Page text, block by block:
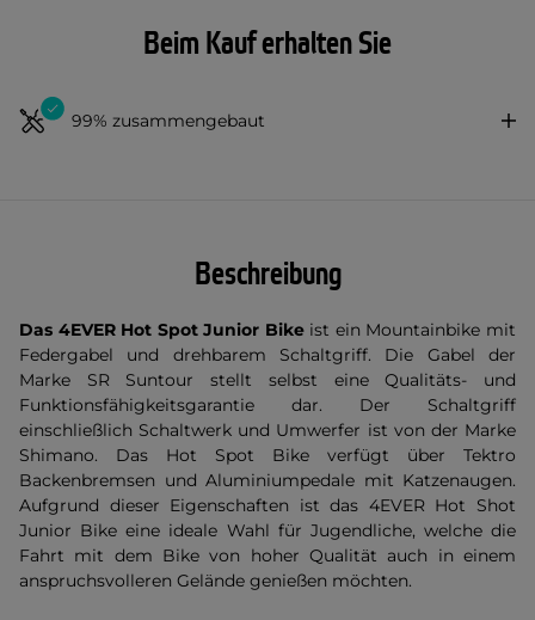
Beim Kauf erhalten Sie
99% zusammengebaut
Beschreibung
Das 4EVER Hot Spot Junior Bike ist ein Mountainbike mit
Federgabel und drehbarem Schaltgriff. Die Gabel der
Marke SR Suntour stellt selbst eine Qualitäts- und
Funktionsfähigkeitsgarantie dar. Der Schaltgriff
einschließlich Schaltwerk und Umwerfer ist von der Marke
Shimano. Das Hot Spot Bike verfügt über Tektro
Backenbremsen und Aluminiumpedale mit Katzenaugen.
Aufgrund dieser Eigenschaften ist das 4EVER Hot Shot
Junior Bike eine ideale Wahl für Jugendliche, welche die
Fahrt mit dem Bike von hoher Qualität auch in einem
anspruchsvolleren Gelände genießen möchten.